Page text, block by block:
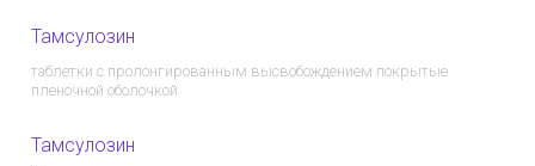
Тамсулозин
таблетки с пролонгированным высвобождением покрытые
пленочной оболочкой
Тамсулозин